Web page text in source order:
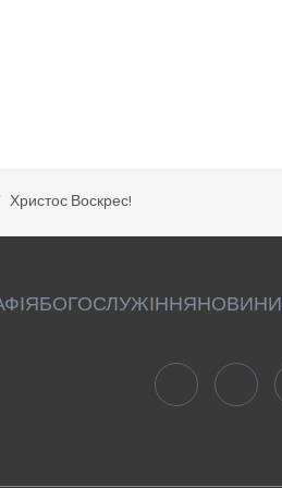
Христос Воскрес!
БОГОСЛУЖІННЯНОВИНИ